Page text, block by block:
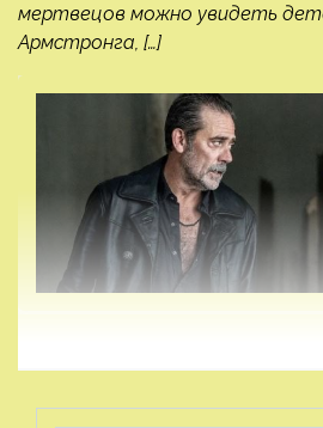
мертвецов можно увидеть
Армстронга, […]